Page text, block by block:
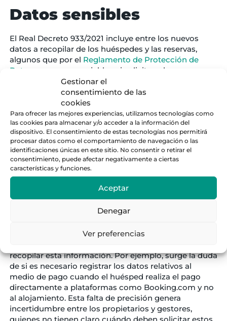
Gestionar el
consentimiento de las
cookies
Para ofrecer las mejores experiencias, utilizamos tecnologías como
las cookies para almacenar y/o acceder a la información del
dispositivo. El consentimiento de estas tecnologías nos permitirá
procesar datos como el comportamiento de navegación o las
identificaciones únicas en este sitio. No consentir o retirar el
consentimiento, puede afectar negativamente a ciertas
características y funciones.
Aceptar
Denegar
Ver preferencias
Datos sensibles
El Real Decreto 933/2021 incluye entre los nuevos
datos a recopilar de los huéspedes y las reservas,
algunos que por el Reglamento de Protección de
Datos no
son aconsejables ni solicitar a los
huéspedes, ni guardarlos. Nos referimos
concretamente a los datos referentes al pago:
Tipo (efectivo, tarjeta de crédito, plataforma de
pago, transferencia…)
Identificación del medio de pago:tipo de
tarjeta y número, IBAN cuenta bancaria,
solución de pago por móvil, u otros.
Titular del medio de pago.
Fecha de caducidad de la tarjeta.
Dichos datos forman parte de otro aspecto incierto,
esta información nunca.
Además, el Real Decreto 933/2021 no aclara de
recopilar esta información. Por ejemplo, surge la duda
de si es necesario registrar los datos relativos al
medio de pago cuando el huésped realiza el pago
directamente a plataformas como Booking.com y no
al alojamiento. Esta falta de precisión genera
incertidumbre entre los propietarios y gestores,